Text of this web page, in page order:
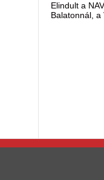
Elindult a
Balatonnál, a